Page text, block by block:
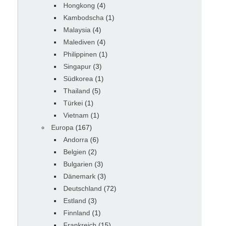
Hongkong (4)
Kambodscha (1)
Malaysia (4)
Malediven (4)
Philippinen (1)
Singapur (3)
Südkorea (1)
Thailand (5)
Türkei (1)
Vietnam (1)
Europa (167)
Andorra (6)
Belgien (2)
Bulgarien (3)
Dänemark (3)
Deutschland (72)
Estland (3)
Finnland (1)